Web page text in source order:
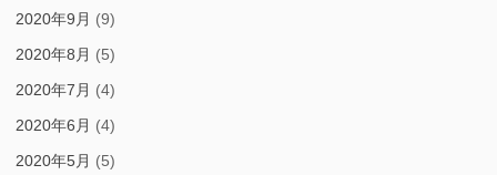
2020年9月 (9)
2020年8月 (5)
2020年7月 (4)
2020年6月 (4)
2020年5月 (5)